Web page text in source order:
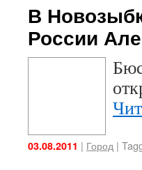
В
России
03.08.2011 | Город |